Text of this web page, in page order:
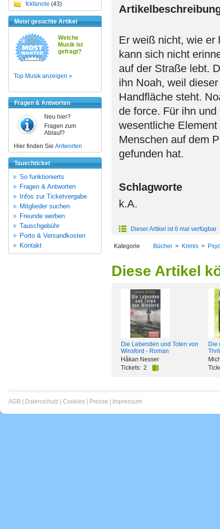
fckfanole (43)
Meist gesuchte Artikel
Welche
Musik ist
gefragt?
Top Musik anzeigen »
Fragen & Antworten
Neu hier?
Fragen zum
Ablauf?
Hier finden Sie Antworten
Tauschticket
So funktionierts
Fragen & Antworten
Infos zur Ticketvergabe
Mitglieder suchen
Freunde werben
Tauschgebühr
Porto & Versandkosten
Kontakt
Er weiß nicht, wie er
kann sich nicht
auf der Straße lebt.
ihn Noah, weil
Handfläche steht.
de force. Für ihn
wesentliche
Menschen auf dem
gefunden hat.
Schlagworte
k.A.
Dieser Artikel ist 6 mal verfügbar
Kategorie Bücher > Krimis >
Diese Artikel
Die Lebenden und Toten von
Winsford - Roman
Håkan Nesser
Tickets: 2
Die
AGB Datenschutz Cookies Presse Impressum